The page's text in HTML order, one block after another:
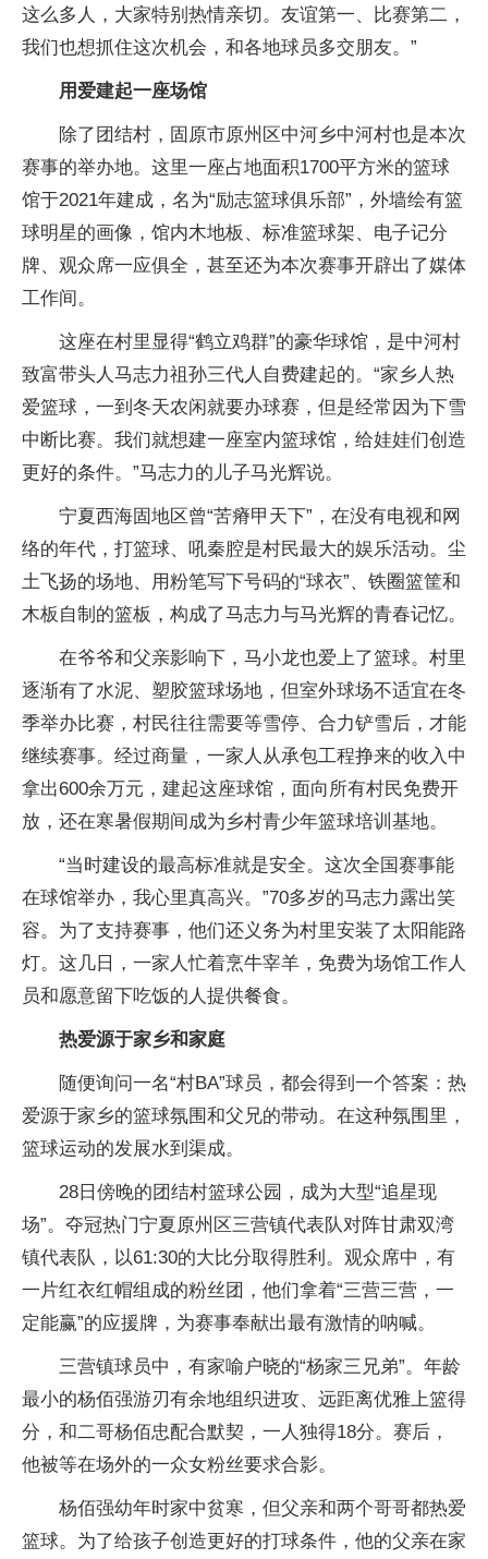
这么多人，大家特别热情亲切。友谊第一、比赛第二，
我们也想抓住这次机会，和各地球员多交朋友。”
用爱建起一座场馆
除了团结村，固原市原州区中河乡中河村也是本次
赛事的举办地。这里一座占地面积1700平方米的篮球
馆于2021年建成，名为“励志篮球俱乐部”，外墙绘有篮
球明星的画像，馆内木地板、标准篮球架、电子记分
牌、观众席一应俱全，甚至还为本次赛事开辟出了媒体
工作间。
这座在村里显得“鹤立鸡群”的豪华球馆，是中河村
致富带头人马志力祖孙三代人自费建起的。“家乡人热
爱篮球，一到冬天农闲就要办球赛，但是经常因为下雪
中断比赛。我们就想建一座室内篮球馆，给娃娃们创造
更好的条件。”马志力的儿子马光辉说。
宁夏西海固地区曾“苦瘠甲天下”，在没有电视和网
络的年代，打篮球、吼秦腔是村民最大的娱乐活动。尘
土飞扬的场地、用粉笔写下号码的“球衣”、铁圈篮筐和
木板自制的篮板，构成了马志力与马光辉的青春记忆。
在爷爷和父亲影响下，马小龙也爱上了篮球。村里
逐渐有了水泥、塑胶篮球场地，但室外球场不适宜在冬
季举办比赛，村民往往需要等雪停、合力铲雪后，才能
继续赛事。经过商量，一家人从承包工程挣来的收入中
拿出600余万元，建起这座球馆，面向所有村民免费开
放，还在寒暑假期间成为乡村青少年篮球培训基地。
“当时建设的最高标准就是安全。这次全国赛事能
在球馆举办，我心里真高兴。”70多岁的马志力露出笑
容。为了支持赛事，他们还义务为村里安装了太阳能路
灯。这几日，一家人忙着烹牛宰羊，免费为场馆工作人
员和愿意留下吃饭的人提供餐食。
热爱源于家乡和家庭
随便询问一名“村BA”球员，都会得到一个答案：热
爱源于家乡的篮球氛围和父兄的带动。在这种氛围里，
篮球运动的发展水到渠成。
28日傍晚的团结村篮球公园，成为大型“追星现
场”。夺冠热门宁夏原州区三营镇代表队对阵甘肃双湾
镇代表队，以61:30的大比分取得胜利。观众席中，有
一片红衣红帽组成的粉丝团，他们拿着“三营三营，一
定能赢”的应援牌，为赛事奉献出最有激情的呐喊。
三营镇球员中，有家喻户晓的“杨家三兄弟”。年龄
最小的杨佰强游刃有余地组织进攻、远距离优雅上篮得
分，和二哥杨佰忠配合默契，一人独得18分。赛后，
他被等在场外的一众女粉丝要求合影。
杨佰强幼年时家中贫寒，但父亲和两个哥哥都热爱
篮球。为了给孩子创造更好的打球条件，他的父亲在家